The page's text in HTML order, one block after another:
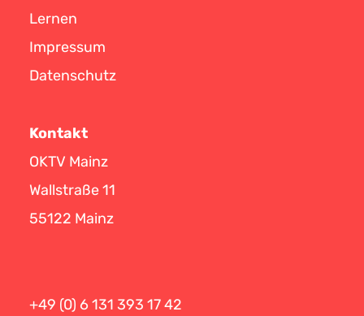
Lernen
Impressum
Datenschutz
Kontakt
OKTV Mainz
Wallstraße 11
55122 Mainz
+49 (0) 6 131 393 17 42